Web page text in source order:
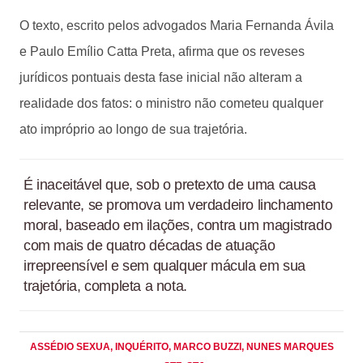
O texto, escrito pelos advogados Maria Fernanda Ávila
e Paulo Emílio Catta Preta, afirma que os reveses
jurídicos pontuais desta fase inicial não alteram a
realidade dos fatos: o ministro não cometeu qualquer
ato impróprio ao longo de sua trajetória.
É inaceitável que, sob o pretexto de uma causa
relevante, se promova um verdadeiro linchamento
moral, baseado em ilações, contra um magistrado
com mais de quatro décadas de atuação
irrepreensível e sem qualquer mácula em sua
trajetória, completa a nota.
ASSÉDIO SEXUA, INQUÉRITO, MARCO BUZZI, NUNES MARQUES